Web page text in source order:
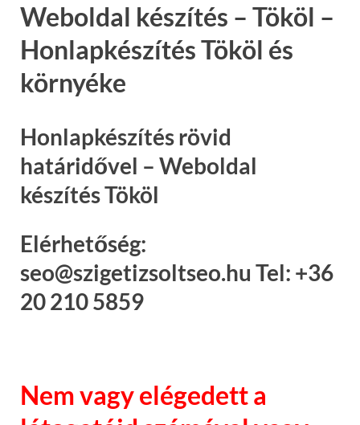
Weboldal készítés – Tököl –
Honlapkészítés Tököl és
környéke
Honlapkészítés rövid
határidővel – Weboldal
készítés Tököl
Elérhetőség:
seo@szigetizsoltseo.hu Tel: +36
20 210 5859
Nem vagy elégedett a